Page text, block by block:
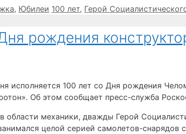
, Юбилеи Метки
100 лет, Герой
рождения
исполняется 100 лет со Дня рождения
Об этом сообщает пресс-служба
области механики, дважды Герой
целой серией самолетов-